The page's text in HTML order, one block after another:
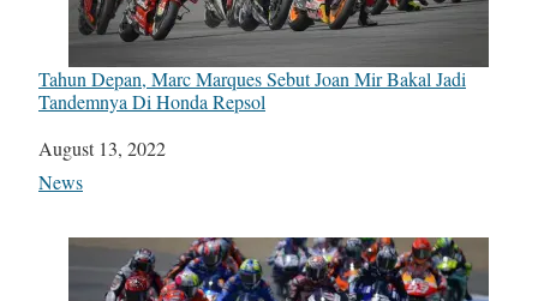
Tahun Depan, Marc Marques Sebut Joan Mir Bakal Jadi
Tandemnya Di Honda Repsol
Date
August 13, 2022
In relation to
News